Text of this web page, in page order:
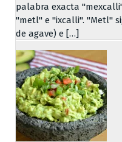
palabra exacta
"metl" e "ixcalli". "Metl"
de agave) e […]